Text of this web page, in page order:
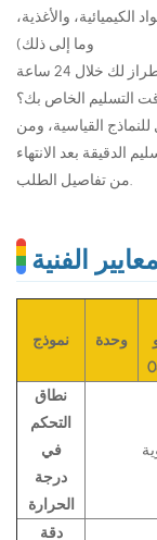
الكيميائية، والأغذية،
وما إلى ذلك)
من ٧ إلى ١٥ يوم عمل للنماذج القياسية، ومن
الدقيقة بعد الانتهاء
من تفاصيل الطلب.
الفنية
نموذج وحدة
نطاق
التحكم
في
درجة
الحرارة
دقة